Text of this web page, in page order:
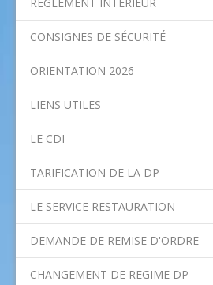
CONSIGNES DE SÉCURITÉ
ORIENTATION 2026
LIENS UTILES
Conseil Départemental du Val-de-Marne
Aides financières de l'Etat
Ministère de l'Education Nationale
LE CDI
TARIFICATION DE LA DP
LE SERVICE RESTAURATION
DEMANDE DE REMISE D'ORDRE
CHANGEMENT DE REGIME DP